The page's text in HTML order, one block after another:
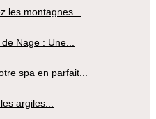
les montagnes...
Nage : Une...
spa en parfait...
argiles...